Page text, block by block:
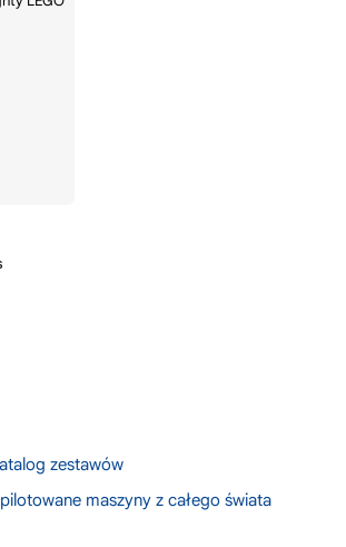
zestawów
maszyny z całego świata